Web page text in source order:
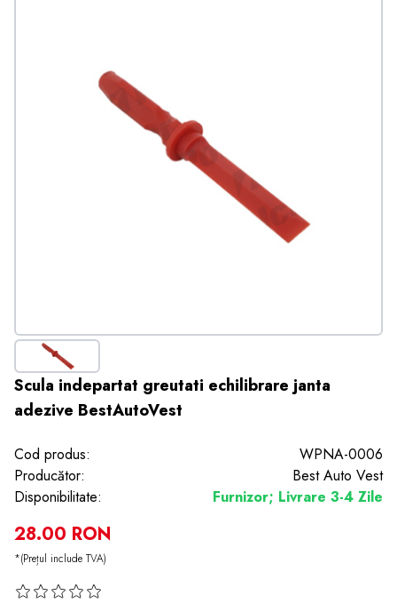
Scula indepartat greutati echilibrare janta
adezive BestAutoVest
Cod produs:
WPNA-0006
Producător:
Best Auto Vest
Disponibilitate:
Furnizor; Livrare 3-4 Zile
28.00 RON
*(Prețul include TVA)